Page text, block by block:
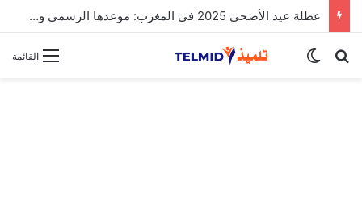
الحركة الانتقالية الوطنية لهيئة التدريس 2025
القائمة بحث عنالوضع المظلم